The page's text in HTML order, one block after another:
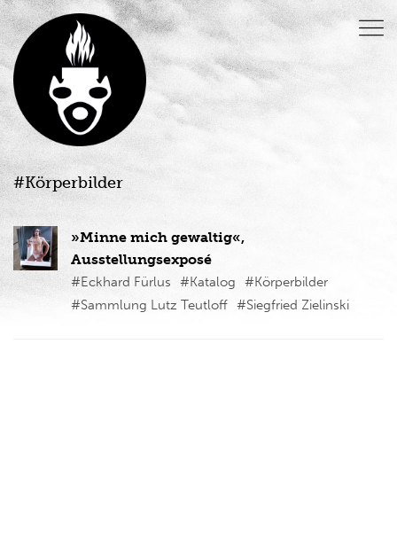
#Körperbilder
»Minne mich gewaltig«,
Ausstellungsexposé
#Eckhard Fürlus #Katalog
#Körperbilder
#Sammlung Lutz Teutloff #Siegfried Zielinski